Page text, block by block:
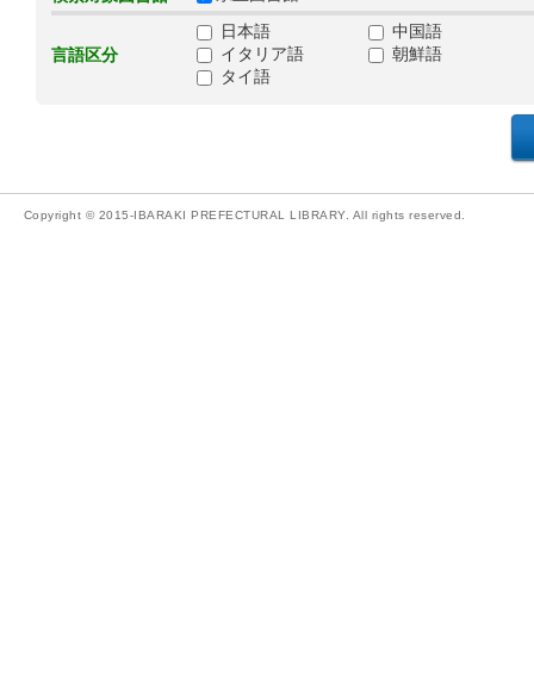
言語区分
日本語
中国語
イタリア語
朝鮮語
タイ語
Copyright © 2015-IBARAKI PREFECTURAL LIBRARY. All rights reserved.